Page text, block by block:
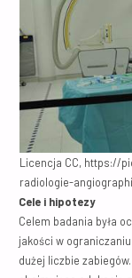
Licencja CC, https://
radiologie-
Cele i hipotezy
Celem badania była
jakości w
dużej liczbie